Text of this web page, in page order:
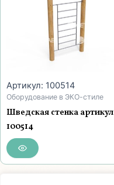
Артикул: 100514
Оборудование в ЭКО-стиле
Шведская стенка артикул
100514